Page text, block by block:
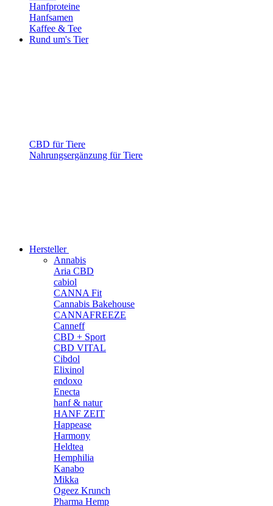
Hanfproteine
Hanfsamen
Kaffee & Tee
Rund um's Tier
CBD für Tiere
Nahrungsergänzung für Tiere
Hersteller
Annabis
Aria CBD
cabiol
CANNA Fit
Cannabis Bakehouse
CANNAFREEZE
Canneff
CBD + Sport
CBD VITAL
Cibdol
Elixinol
endoxo
Enecta
hanf & natur
HANF ZEIT
Happease
Harmony
Heldtea
Hemphilia
Kanabo
Mikka
Ogeez Krunch
Pharma Hemp